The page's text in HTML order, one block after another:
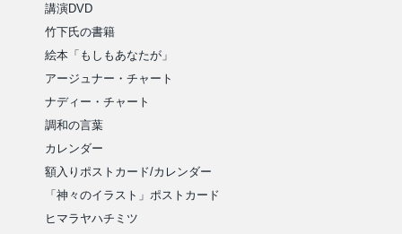
講演DVD
竹下氏の書籍
絵本「もしもあなたが」
アージュナー・チャート
ナディー・チャート
調和の言葉
カレンダー
額入りポストカード/カレンダー
「神々のイラスト」ポストカード
ヒマラヤハチミツ